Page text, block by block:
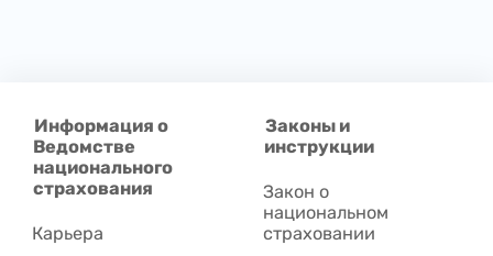
Информация о
Ведомстве
национального
страхования
Карьера
Законы и
инструкции
Закон о
национальном
страховании